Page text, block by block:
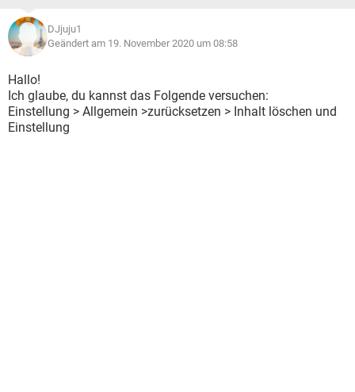
DJjuju1
Geändert am 19. November 2020 um 08:58
Hallo!
Ich glaube, du kannst das Folgende versuchen:
Einstellung > Allgemein >zurücksetzen > Inhalt löschen und
Einstellung